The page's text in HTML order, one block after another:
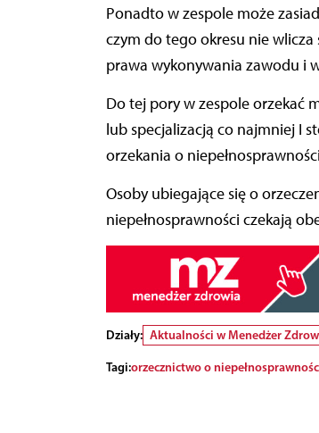
Ponadto w zespole może
czym do tego okresu nie
prawa wykonywania zawodu i
Do tej pory w zespole orzekać
lub specjalizacją co najmniej I
orzekania o
Osoby ubiegające się o
niepełnosprawności czekają
Działy: Aktualności w Menedżer
Tagi:orzecznictwo o